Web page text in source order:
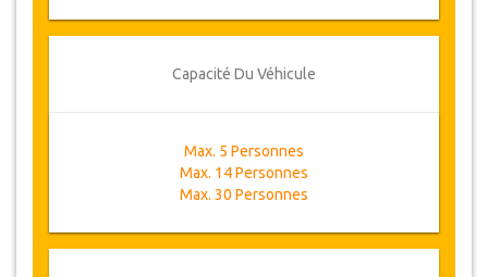
Capacité Du Véhicule
Max. 5 Personnes
Max. 14 Personnes
Max. 30 Personnes